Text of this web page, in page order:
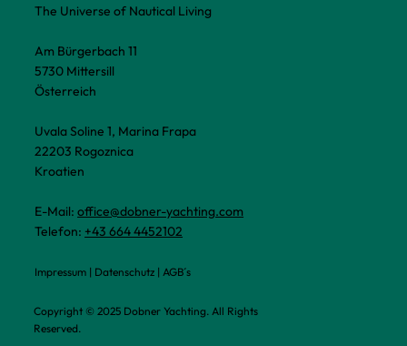
The Universe of Nautical Living
Am Bürgerbach 11
5730 Mittersill
Österreich
Uvala Soline 1, Marina Frapa
22203 Rogoznica
Kroatien
E-Mail:office@dobner-yachting.com
Telefon: +43 664 4452102
Copyright © 2025 Dobner Yachting. All Rights
Reserved.
Impressum| Datenschutz| AGB´s